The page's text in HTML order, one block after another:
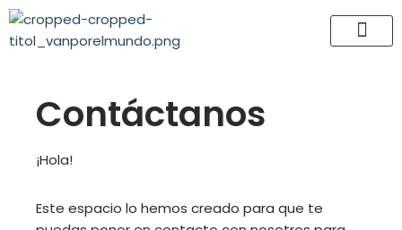
Saltar
Contáctanos
¡Hola!
Este espacio lo hemos creado para que te